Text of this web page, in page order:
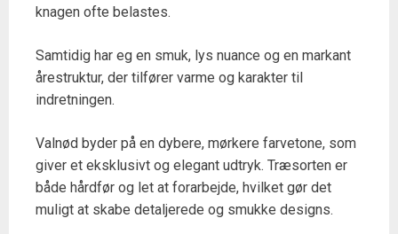
knagen ofte belastes.
Samtidig har eg en smuk, lys nuance og en markant
årestruktur, der tilfører varme og karakter til
indretningen.
Valnød byder på en dybere, mørkere farvetone, som
giver et eksklusivt og elegant udtryk. Træsorten er
både hårdfør og let at forarbejde, hvilket gør det
muligt at skabe detaljerede og smukke designs.